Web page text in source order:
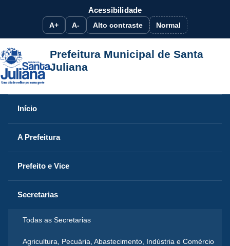
Acessibilidade
A+ A- Alto contraste Normal
Prefeitura Municipal de Santa
Juliana
Início
A Prefeitura
Prefeito e Vice
Secretarias
Todas as Secretarias
Agricultura, Pecuária, Abastecimento, Indústria e Comércio